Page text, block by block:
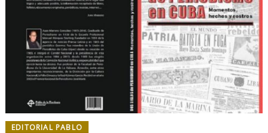
EDITORIAL PABLO